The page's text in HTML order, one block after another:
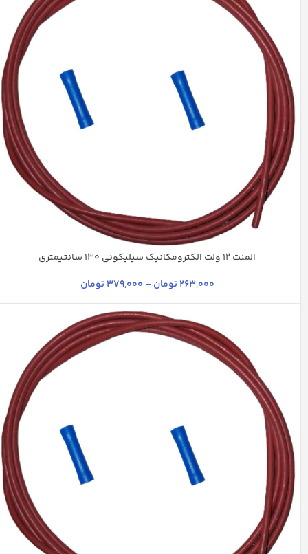
سفید
المنت ۱۲ ولت الکترومکانیک سیلیکونی ۱۳۰ سانتیمتری
263,000 تومان –
379,000 تومان